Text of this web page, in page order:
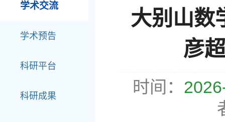
学术交流
学术预告
科研平台
科研成果
大别山数
彦
时间：